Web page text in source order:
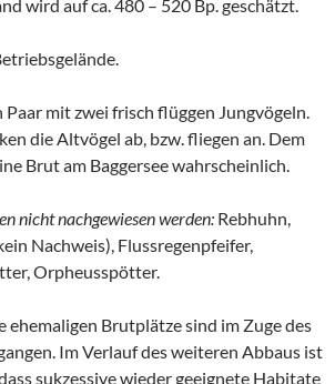
wird auf ca. 480 – 520 Bp. geschätzt.
Paar mit zwei frisch flüggen Jungvögeln.
die Altvögel ab, bzw. fliegen an. Dem
Brut am Baggersee wahrscheinlich.
nicht nachgewiesen werden: Rebhuhn,
Nachweis), Flussregenpfeifer,
Orpheusspötter.
ehemaligen Brutplätze sind im Zuge des
Im Verlauf des weiteren Abbaus ist
sukzessive wieder geeignete Habitate